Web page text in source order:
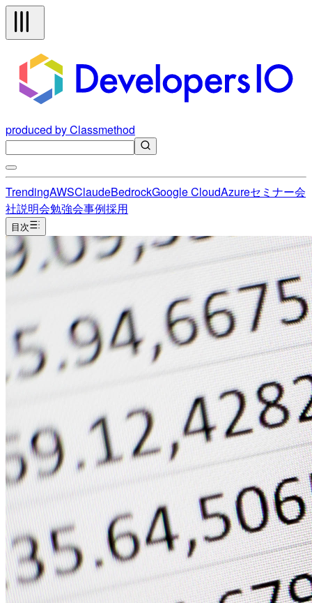
produced by Classmethod
TrendingAWSClaudeBedrockGoogle CloudAzureセミナー会
社説明会勉強会事例採用
目次